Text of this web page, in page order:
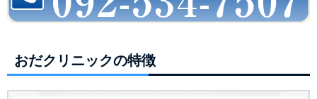
おだクリニックの特徴